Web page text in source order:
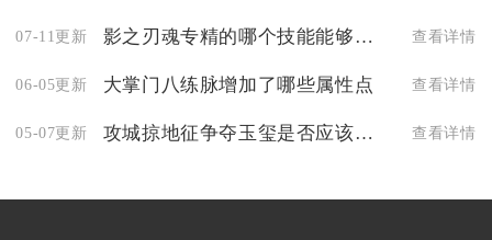
07-11更新 影之刃魂专精的哪个技能能够增强自身的生命值 查看详情
06-05更新 大掌门八练脉增加了哪些属性点 查看详情
05-07更新 攻城掠地征争夺玉玺是否应该优先攻击守城将领 查看详情